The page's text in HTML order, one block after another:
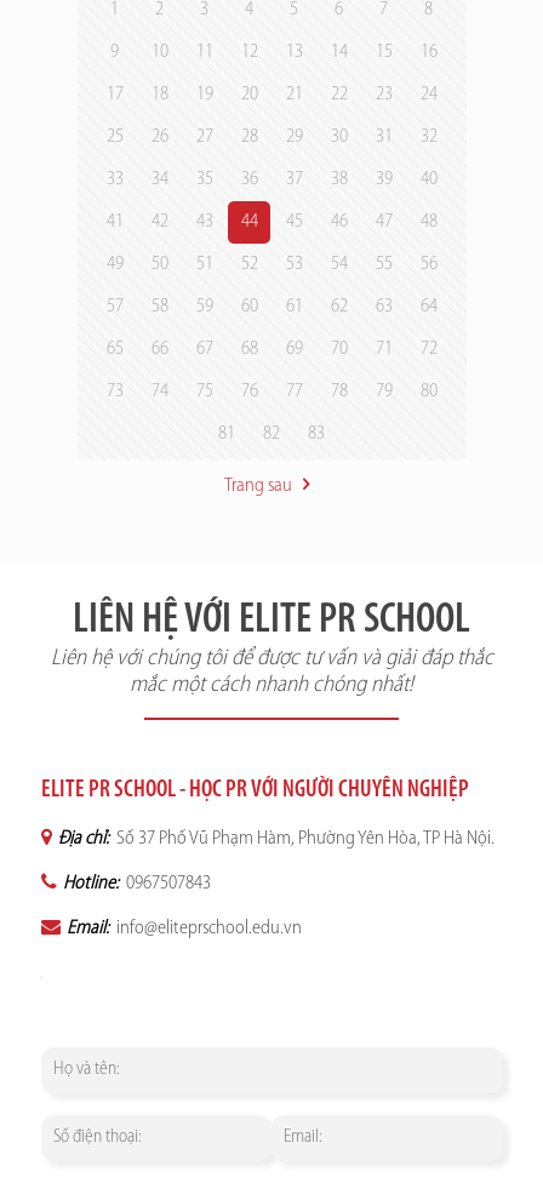
1 2 3 4 5 6 7 8
9 10 11 12 13 14 15 16
17 18 19 20 21 22 23 24
25 26 27 28 29 30 31 32
33 34 35 36 37 38 39 40
41 42 43 44 45 46 47 48
49 50 51 52 53 54 55 56
57 58 59 60 61 62 63 64
65 66 67 68 69 70 71 72
73 74 75 76 77 78 79 80
81 82 83
Trang sau
LIÊN HỆ VỚI ELITE PR SCHOOL
Liên hệ với chúng tôi để được tư vấn và giải đáp thắc
mắc một cách nhanh chóng nhất!
ELITE PR SCHOOL - HỌC PR VỚI NGƯỜI CHUYÊN NGHIỆP
Địa chỉ: Số 37 Phố Vũ Phạm Hàm, Phường Yên Hòa, TP Hà Nội.
Hotline: 0967507843
Email: info@eliteprschool.edu.vn